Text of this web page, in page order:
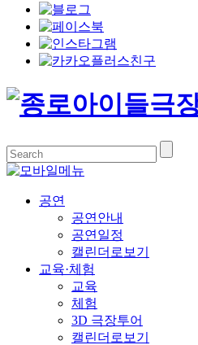
공연
공연안내
공연일정
캘린더로보기
교육·체험
교육
체험
3D 극장투어
캘린더로보기